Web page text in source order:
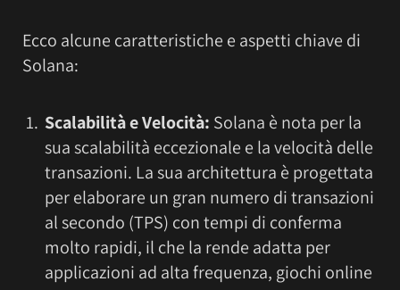
Ecco alcune caratteristiche e aspetti chiave di
Solana:
Scalabilità e Velocità: Solana è nota per la
sua scalabilità eccezionale e la velocità delle
transazioni. La sua architettura è progettata
per elaborare un gran numero di transazioni
al secondo (TPS) con tempi di conferma
molto rapidi, il che la rende adatta per
applicazioni ad alta frequenza, giochi online